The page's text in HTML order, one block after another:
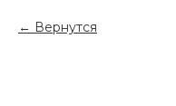
Вернутся